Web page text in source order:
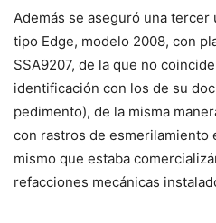
Además se aseguró una tercer
tipo Edge, modelo 2008, con
SSA9207, de la que no
identificación con los de su
pedimento), de la misma
con rastros de esmerilamiento
mismo que estaba
refacciones mecánicas